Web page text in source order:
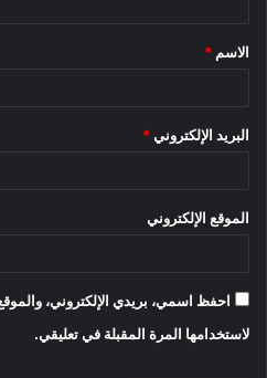
*
الاسم *
البريد الإلكتروني *
الموقع الإلكتروني
احفظ اسمي، بريدي الإلكتروني،
لاستخدامها المرة المقبلة في تعليقي.